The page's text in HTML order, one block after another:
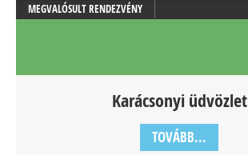
MEGVALÓSULT RENDEZVÉNY
Karácsonyi üdvözlet
TOVÁBB...